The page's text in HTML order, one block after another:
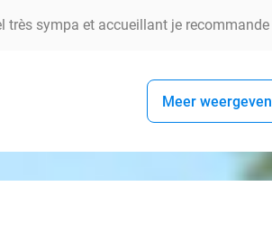
très sympa et accueillant je recommande
Meer weergeven